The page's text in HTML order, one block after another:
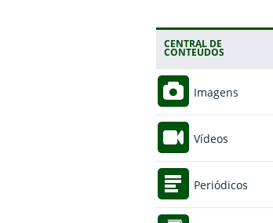
CENTRAL DE
CONTEÚDOS
Imagens
Vídeos
Periódicos